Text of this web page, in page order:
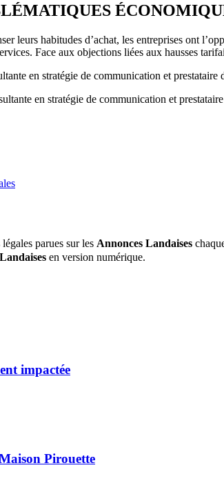
leurs habitudes d’achat, les entreprises ont
Face aux objections liées aux hausses
en stratégie de communication et prestataire
parues sur les Annonces Landaises
en version numérique.
impactée
Pirouette